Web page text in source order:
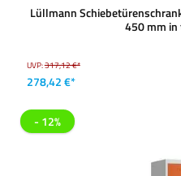
Lüllmann
450 mm
UVP:317,12 €*
278,42 €*
- 12%